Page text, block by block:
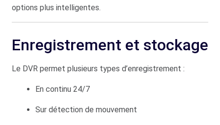
options plus intelligentes.
Enregistrement et stockage
Le DVR permet plusieurs types d’enregistrement :
En continu 24/7
Sur détection de mouvement